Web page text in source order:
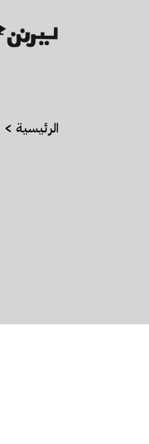
الرئيسية